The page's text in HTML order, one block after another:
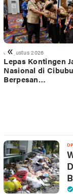
«
6 Agustus 2026
Lepas Kontingen
Nasional di
Berpesan…